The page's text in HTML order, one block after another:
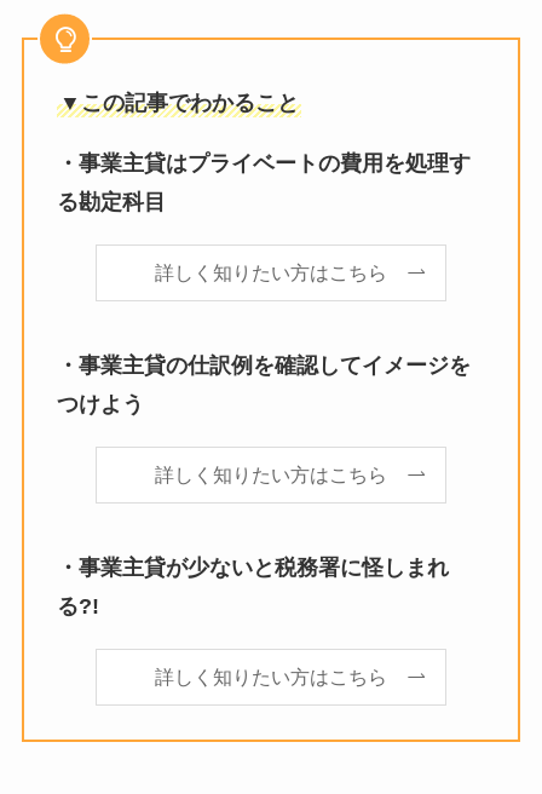
▼この記事でわかること
・事業主貸はプライベートの費用を処理す
る勘定科目
詳しく知りたい方はこちら
・事業主貸の仕訳例を確認してイメージを
つけよう
詳しく知りたい方はこちら
・事業主貸が少ないと税務署に怪しまれ
る?!
詳しく知りたい方はこちら